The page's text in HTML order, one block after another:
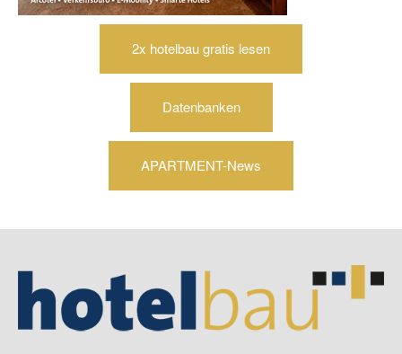
2x hotelbau gratis lesen
Datenbanken
APARTMENT-News